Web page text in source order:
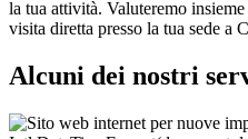
la tua attività. Valuteremo
visita diretta presso la tua sede a
Alcuni dei nostri